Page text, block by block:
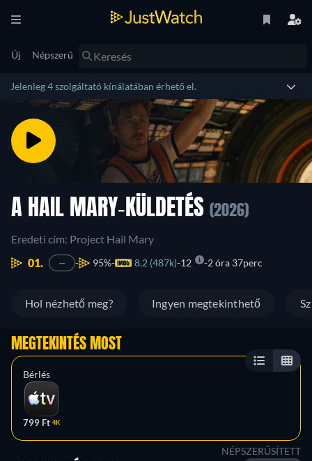
Új Népszerű
Jelenleg 4 szolgáltató kínálatában érhető el.
A HAIL MARY-KÜLDETÉS (2026)
Eredeti cím: Project Hail Mary
01.
— 95% 8.2 (487k) 12 2 óra 37perc
Hol nézhető meg? Ingyen megtekinthető
MEGTEKINTÉS MOST
Bérlés
799 Ft 4K
NÉPSZERŰSÍTETT